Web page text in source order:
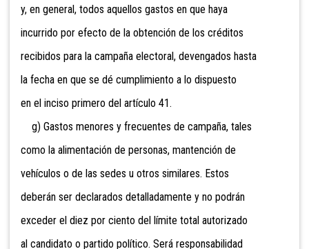
y, en general, todos aquellos gastos en que haya
incurrido por efecto de la obtención de los créditos
recibidos para la campaña electoral, devengados hasta
la fecha en que se dé cumplimiento a lo dispuesto
en el inciso primero del artículo 41.
g) Gastos menores y frecuentes de campaña, tales
como la alimentación de personas, mantención de
vehículos o de las sedes u otros similares. Estos
deberán ser declarados detalladamente y no podrán
exceder el diez por ciento del límite total autorizado
al candidato o partido político. Será responsabilidad